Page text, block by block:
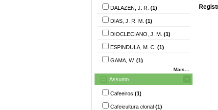
DALAZEN, J. R. (1)
DIAS, J. R. M. (1)
DIOCLECIANO, J. M. (1)
ESPINDULA, M. C. (1)
GAMA, W. (1)
Mais...
Assunto
Cafeeiros (1)
Cafeicultura clonal (1)